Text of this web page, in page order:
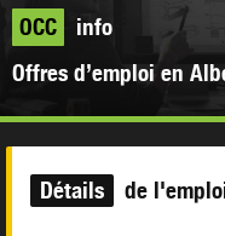
OCC
info
Offres d’emploi en
Détails de